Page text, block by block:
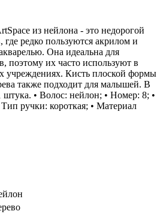
из нейлона - это недорогой
редко пользуются акрилом и
Она идеальна для
поэтому их часто используют в
учреждениях. Кисть плоской формы
также подходит для малышей. В
штука. • Волос: нейлон; • Номер: 8; •
ручки: короткая; • Материал